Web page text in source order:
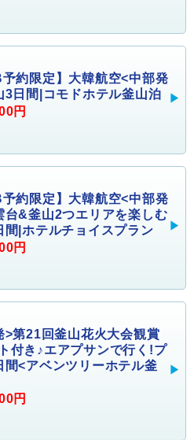
予約限定】大韓航空<中部発
3日間|コモドホテル釜山泊
円
予約限定】大韓航空<中部発
台&釜山2つエリアを楽しむ
間|ホテルチョイスプラン
円
>第21回釜山花火大会観賞
付き♪エアプサンで行く!プ
間<アベンツリーホテル釜
円